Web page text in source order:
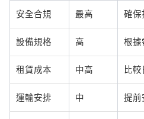
安全合規 最高 確保
設備規格 高 根據
租賃成本 中高 比
運輸安排 中 提前